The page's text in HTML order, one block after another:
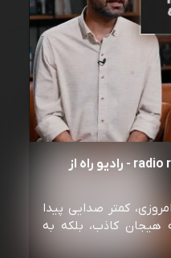
همه چیز درباره پادکست radio rah - رادیو راه از
کمتر صدایی پیدا
هیجان کاذب، بلکه به